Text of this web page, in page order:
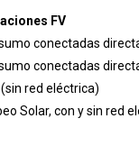
FV
conectadas
conectadas
red eléctrica)
Solar, con y sin red